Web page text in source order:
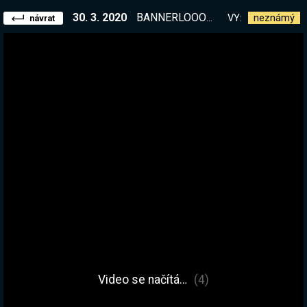
návrat 30. 3. 2020 BANNERLOOOOORD! Zítra 12h stream od cca 9 ráno. Tak se stav, ty zvíře. VY: neznámý
Video se načítá… (4)